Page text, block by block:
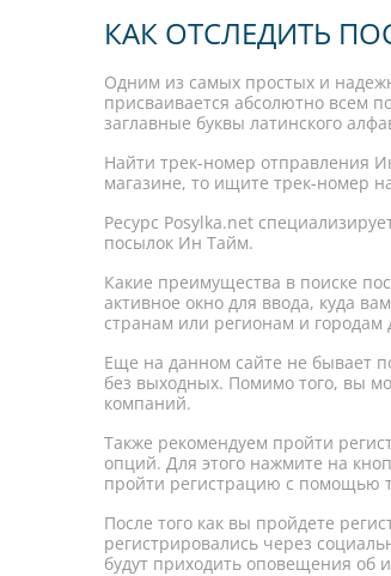
КАК ОТСЛЕДИТЬ
Одним из самых простых и
присваивается абсолютно всем
заглавные буквы латинского
Найти трек-номер отправления
магазине, то ищите трек-номер
Ресурс Posylka.net
посылок Ин Тайм.
Какие преимущества в поиске
активное окно для ввода, куда
странам или регионам и городам
Еще на данном сайте не бывает
без выходных. Помимо того, вы
компаний.
Также рекомендуем пройти
опций. Для этого нажмите на
пройти регистрацию с помощью
После того как вы пройдете
регистрировались через
будут приходить оповещения об